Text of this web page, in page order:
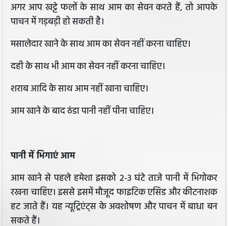
अगर आप खट्टे फलों के साथ आम का सेवन करते हैं, तो आपके
पाचन में गड़बड़ी हो सकती है।
मसालेदार खाने के साथ आम का सेवन नहीं करना चाहिए।
दही के साथ भी आम का सेवन नहीं करना चाहिए।
शराब आदि के साथ आम नहीं खाना चाहिए।
आम खाने के बाद ठंडा पानी नहीं पीना चाहिए।
पानी में भिगाएं आम
आम खाने से पहले हमेशा इसको 2-3 घंटे ताजे पानी में भिगोकर
रखना चाहिए। इससे इसमें मौजूद फाइटिक एसिड और कीटनाशक
हट जाते हैं। यह न्यूट्रिएंट्स के अवशोषण और पाचन में बाधा बन
सकते हैं।